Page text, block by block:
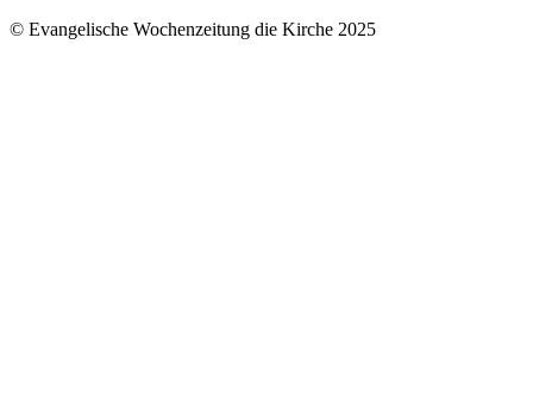
© Evangelische Wochenzeitung die Kirche 2025